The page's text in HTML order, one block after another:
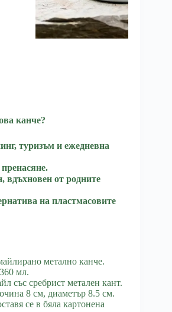
канче?
туризъм и ежедневна
вдъхновен от родните
на пластмасовите
метално канче.
360 мл.
със сребрист метален кант.
8 см, диаметър 8.5 см.
се в бяла картонена